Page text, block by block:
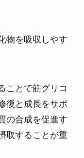
物を吸収しやす
ことで筋グリコ
復と成長をサポ
の合成を促進す
取することが重